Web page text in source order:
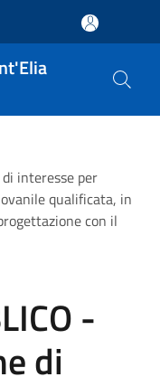
interesse per
qualificata, in
con il
-
di